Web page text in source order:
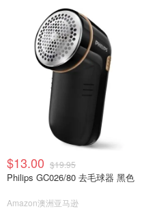
$13.00 $19.95
Philips GC026/80 去毛球器 黑色
Amazon澳洲亚马逊